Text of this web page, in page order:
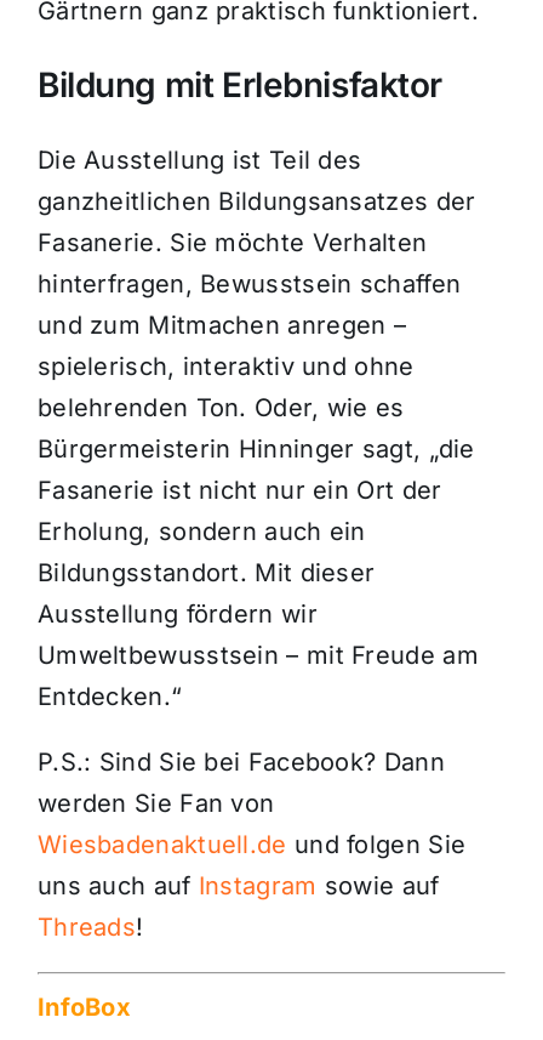
Gärtnern ganz praktisch funktioniert.
Bildung mit Erlebnisfaktor
Die Ausstellung ist Teil des
ganzheitlichen Bildungsansatzes der
Fasanerie. Sie möchte Verhalten
hinterfragen, Bewusstsein schaffen
und zum Mitmachen anregen –
spielerisch, interaktiv und ohne
belehrenden Ton. Oder, wie es
Bürgermeisterin Hinninger sagt, „die
Fasanerie ist nicht nur ein Ort der
Erholung, sondern auch ein
Bildungsstandort. Mit dieser
Ausstellung fördern wir
Umweltbewusstsein – mit Freude am
Entdecken.“
P.S.: Sind Sie bei Facebook? Dann
werden Sie Fan von
Wiesbadenaktuell.de und folgen Sie
uns auch auf Instagram sowie auf
Threads!
InfoBox